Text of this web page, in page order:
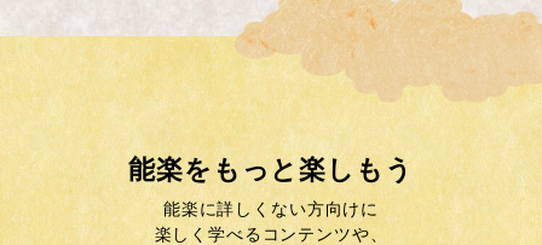
能楽をもっと楽しもう
能楽に詳しくない方向けに
楽しく学べるコンテンツや、